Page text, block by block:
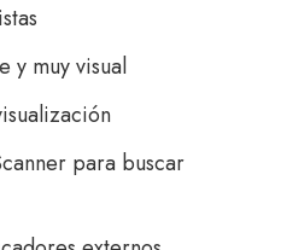
y muy visual
para buscar